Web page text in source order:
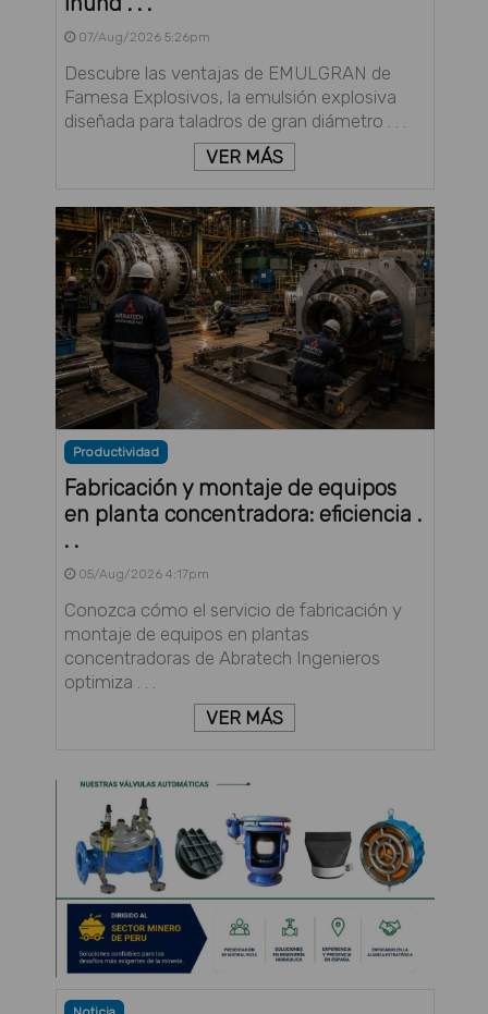
07/Aug/2026 5:26pm
Descubre las ventajas de EMULGRAN de
Famesa Explosivos, la emulsión explosiva
diseñada para taladros de gran diámetro . . .
VER MÁS
Productividad
Fabricación y montaje de equipos
en planta concentradora: eficiencia .
. .
05/Aug/2026 4:17pm
Conozca cómo el servicio de fabricación y
montaje de equipos en plantas
concentradoras de Abratech Ingenieros
optimiza . . .
VER MÁS